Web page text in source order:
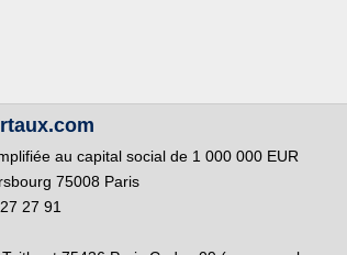
au capital social de 1 000 000 EUR
75008 Paris
27 91